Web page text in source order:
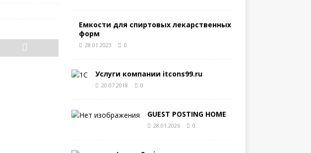
Емкости для спиртовых лекарственных
форм
28.01.2023 0
Услуги компании itcons99.ru
20.07.2018 0
GUEST POSTING HOME
28.01.2026 0